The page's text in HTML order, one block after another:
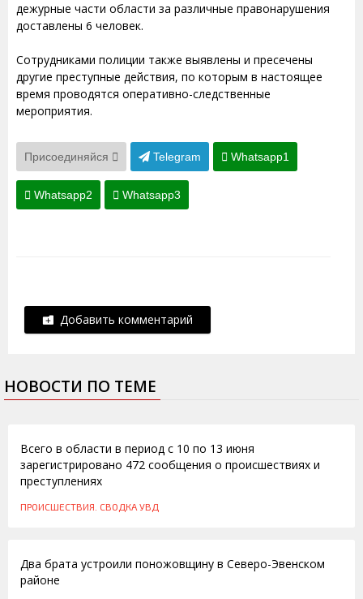
дежурные части области за различные правонарушения
доставлены 6 человек.
Сотрудниками полиции также выявлены и пресечены
другие преступные действия, по которым в настоящее
время проводятся оперативно-следственные
мероприятия.
Присоединяйся Telegram Whatsapp1
Whatsapp2 Whatsapp3
Добавить комментарий
НОВОСТИ ПО ТЕМЕ
Всего в области в период с 10 по 13 июня
зарегистрировано 472 сообщения о происшествиях и
преступлениях
ПРОИСШЕСТВИЯ. СВОДКА УВД
Два брата устроили поножовщину в Северо-Эвенском
районе